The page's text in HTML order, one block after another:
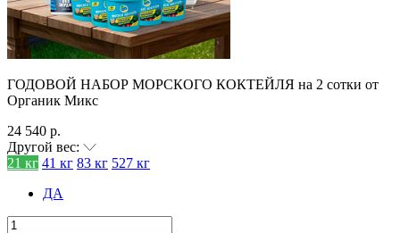
ГОДОВОЙ НАБОР МОРСКОГО КОКТЕЙЛЯ на 2 сотки от
Органик Микс
24 540 р.
Другой вес:
21 кг 41 кг 83 кг 527 кг
ДА